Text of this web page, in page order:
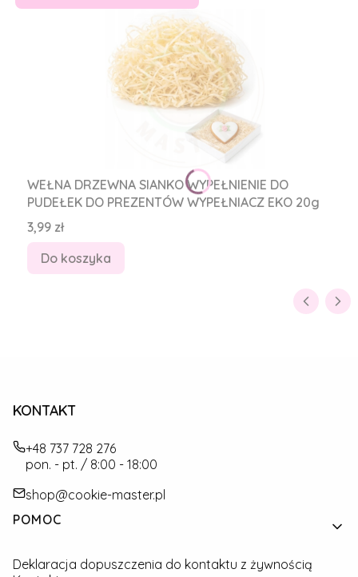
WEŁNA DRZEWNA SIANKO WYPEŁNIENIE DO
PUDEŁEK DO PREZENTÓW WYPEŁNIACZ EKO 20g
Cena
3,99 zł
Do koszyka
KONTAKT
+48 737 728 276
pon. - pt. / 8:00 - 18:00
shop@cookie-master.pl
Linki w stopce
POMOC
Deklaracja dopuszczenia do kontaktu z żywnością